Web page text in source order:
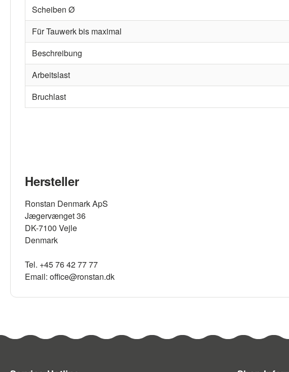
Scheiben Ø
Für Tauwerk bis maximal
Beschreibung
Arbeitslast
Bruchlast
Hersteller
Ronstan Denmark ApS
Jægervænget 36
DK-7100 Vejle
Denmark
Tel. +45 76 42 77 77
Email: office@ronstan.dk